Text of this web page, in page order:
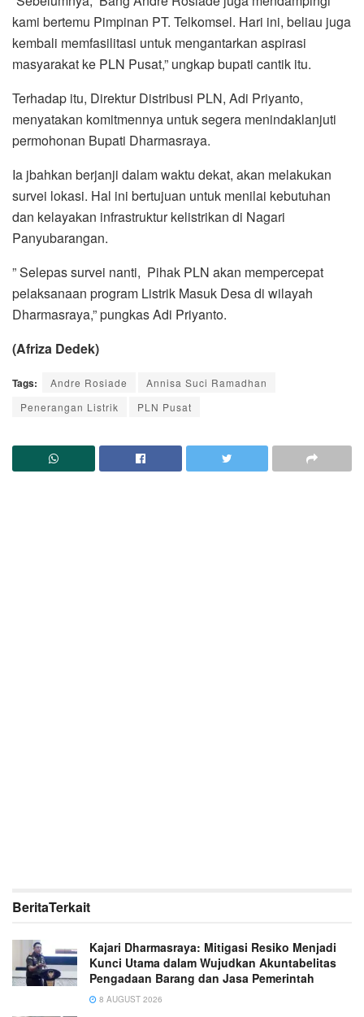
kami bertemu Pimpinan PT. Telkomsel. Hari ini, beliau juga
kembali memfasilitasi untuk mengantarkan aspirasi
masyarakat ke PLN Pusat,” ungkap bupati cantik itu.
Terhadap itu, Direktur Distribusi PLN, Adi Priyanto,
menyatakan komitmennya untuk segera menindaklanjuti
permohonan Bupati Dharmasraya.
Ia jbahkan berjanji dalam waktu dekat, akan melakukan
survei lokasi. Hal ini bertujuan untuk menilai kebutuhan
dan kelayakan infrastruktur kelistrikan di Nagari
Panyubarangan.
” Selepas survei nanti, Pihak PLN akan mempercepat
pelaksanaan program Listrik Masuk Desa di wilayah
Dharmasraya,” pungkas Adi Priyanto.
(Afriza Dedek)
Tags: Andre Rosiade
Annisa Suci Ramadhan
Penerangan Listrik
PLN Pusat
BeritaTerkait
Kajari Dharmasraya: Mitigasi Resiko Menjadi
Kunci Utama dalam Wujudkan Akuntabelitas
Pengadaan Barang dan Jasa Pemerintah
8 AUGUST 2026